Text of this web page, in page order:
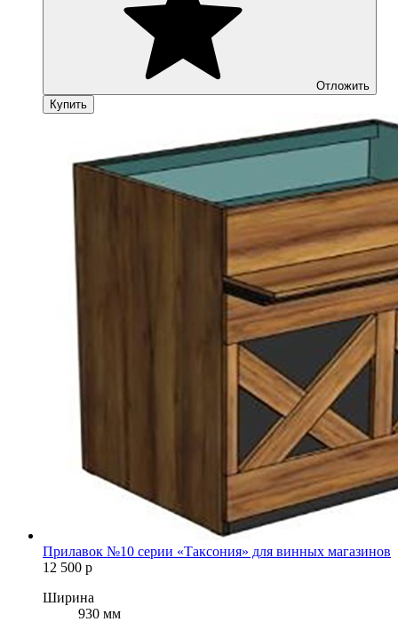
Отложить
Купить
Прилавок №10 серии «Таксония» для винных магазинов
12 500 р
Ширина
930 мм